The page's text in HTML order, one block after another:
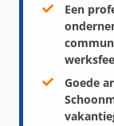
Een
Goede